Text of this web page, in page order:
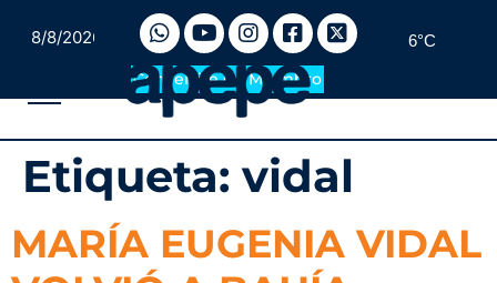
8/8/2026 6°C
Convertite en Miembro
Etiqueta:vidal
MARÍA EUGENIA VIDAL